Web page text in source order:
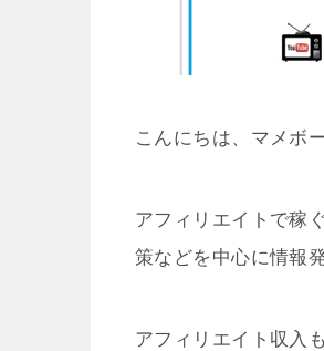
こんにちは、マメボ
アフィリエイトで稼
策などを中心に情報
アフィリエイト収入